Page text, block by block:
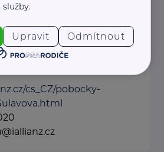
Vám pomohli.
majetek i
cs_CZ/pobocky-
služby.
Upravit Odmítnout